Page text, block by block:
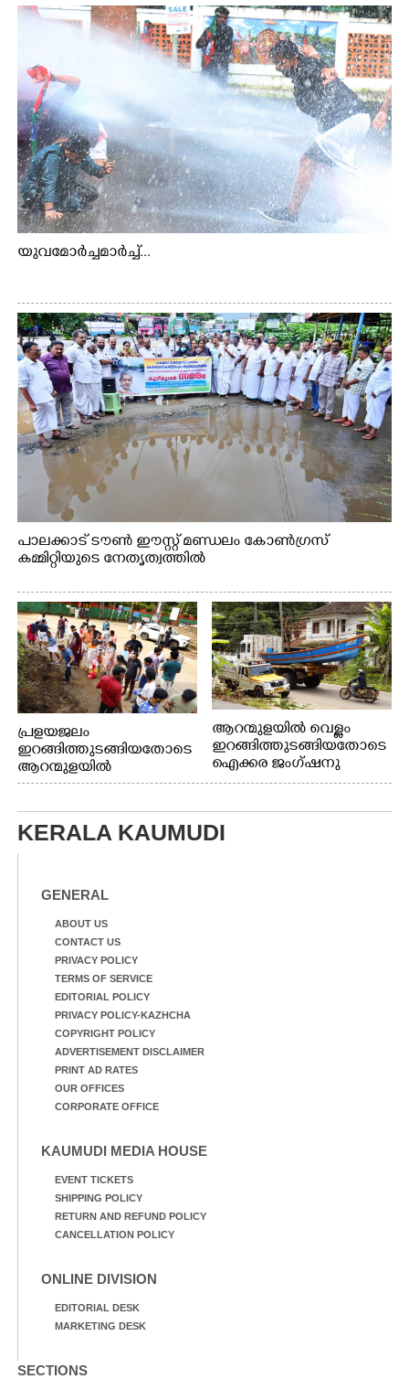
യുവമോർച്ചമാർച്ച്...
പാലക്കാട് ടൗൺ ഈസ്റ്റ് മണ്ഡലം കോൺഗ്രസ്
കമ്മിറ്റിയുടെ നേതൃത്വത്തിൽ
പ്രളയജലം
ഇറങ്ങിത്തുടങ്ങിയതോടെ
ആറന്മുളയിൽ
ഗ്രാമപഞ്ചായത്ത്
രാഷ്ട്രീയപ്രവത്തകരും
അടങ്ങുന്ന സംഘം
ചെളിയും മണ്ണും മറ്റ്
ചെയ്യുന്നു.
ആറന്മുളയിൽ വെള്ളം
ഇറങ്ങിത്തുടങ്ങിയതോടെ
ഐക്കര ജംഗ്ഷനു
സമീപത്തുനിന്ന്
കൊല്ലത്ത് നിന്ന് എത്തിയ
ബോട്ടുകൾ
KERALA KAUMUDI
GENERAL
ABOUT US
CONTACT US
PRIVACY POLICY
TERMS OF SERVICE
EDITORIAL POLICY
PRIVACY POLICY-KAZHCHA
COPYRIGHT POLICY
ADVERTISEMENT DISCLAIMER
PRINT AD RATES
OUR OFFICES
CORPORATE OFFICE
KAUMUDI MEDIA HOUSE
EVENT TICKETS
SHIPPING POLICY
RETURN AND REFUND POLICY
CANCELLATION POLICY
ONLINE DIVISION
EDITORIAL DESK
MARKETING DESK
SECTIONS